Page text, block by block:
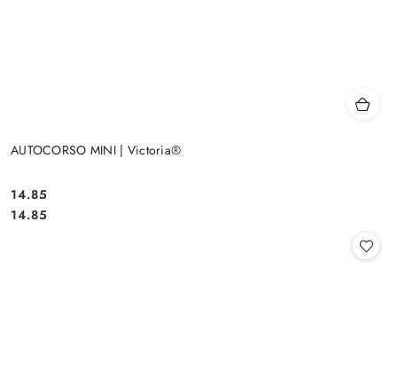
AUTOCORSO MINI | Victoria®
Cena:
14.85
Cena:
14.85